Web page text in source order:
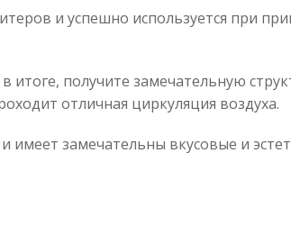
и успешно используется при
получите замечательную
отличная циркуляция воздуха.
замечательны вкусовые и